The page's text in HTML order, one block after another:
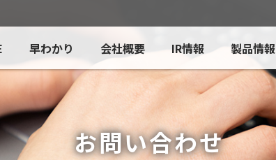
早わかり 会社概要 IR情報 製品情報
お問い合わせ